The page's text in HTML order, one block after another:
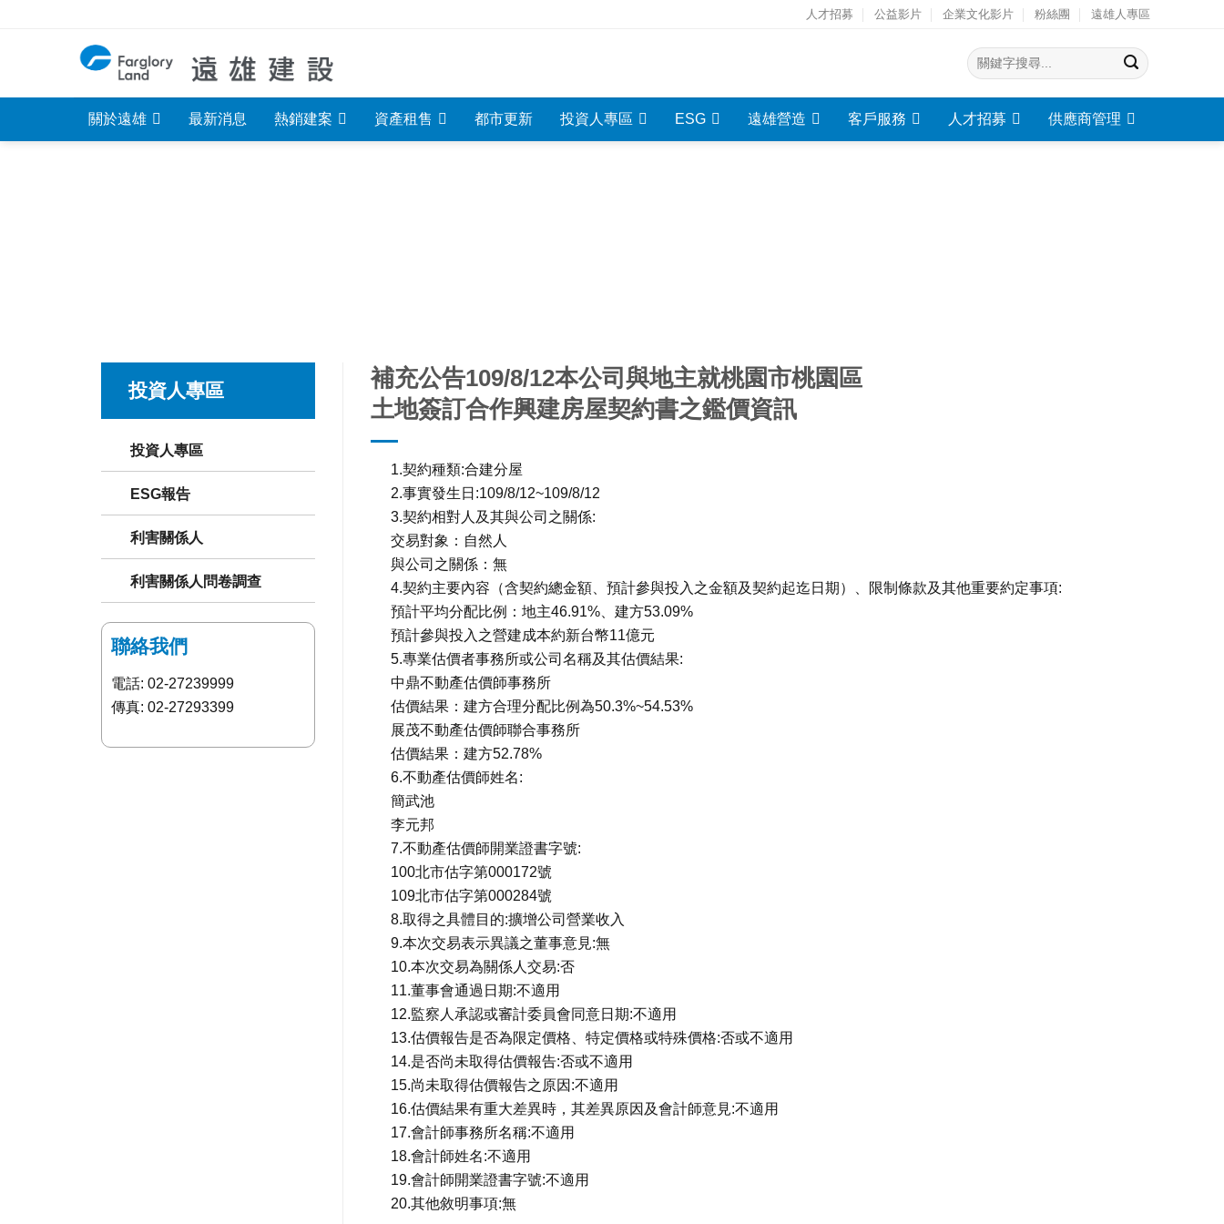
人才招募 公益影片 企業文化影片 粉絲團 遠雄人專區
關於遠雄 最新消息 熱銷建案 資產租售 都市更新 投資人專區 ESG 遠雄營造 客戶服務 人才招募 供應商管理
投資人專區
投資人專區
ESG報告
利害關係人
利害關係人問卷調查
聯絡我們
電話: 02-27239999
傳真: 02-27293399
補充公告109/8/12本公司與地主就桃園市桃園區
土地簽訂合作興建房屋契約書之鑑價資訊
1.契約種類:合建分屋
2.事實發生日:109/8/12~109/8/12
3.契約相對人及其與公司之關係:
交易對象：自然人
與公司之關係：無
4.契約主要內容（含契約總金額、預計參與投入之金額及契約起迄日期）、限制條款及其他重要約定事項:
預計平均分配比例：地主46.91%、建方53.09%
預計參與投入之營建成本約新台幣11億元
5.專業估價者事務所或公司名稱及其估價結果:
中鼎不動產估價師事務所
估價結果：建方合理分配比例為50.3%~54.53%
展茂不動產估價師聯合事務所
估價結果：建方52.78%
6.不動產估價師姓名:
簡武池
李元邦
7.不動產估價師開業證書字號:
100北市估字第000172號
109北市估字第000284號
8.取得之具體目的:擴增公司營業收入
9.本次交易表示異議之董事意見:無
10.本次交易為關係人交易:否
11.董事會通過日期:不適用
12.監察人承認或審計委員會同意日期:不適用
13.估價報告是否為限定價格、特定價格或特殊價格:否或不適用
14.是否尚未取得估價報告:否或不適用
15.尚未取得估價報告之原因:不適用
16.估價結果有重大差異時，其差異原因及會計師意見:不適用
17.會計師事務所名稱:不適用
18.會計師姓名:不適用
19.會計師開業證書字號:不適用
20.其他敘明事項:無